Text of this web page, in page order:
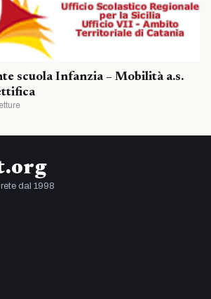
scuola Infanzia – Mobilità a.s.
dal 1998